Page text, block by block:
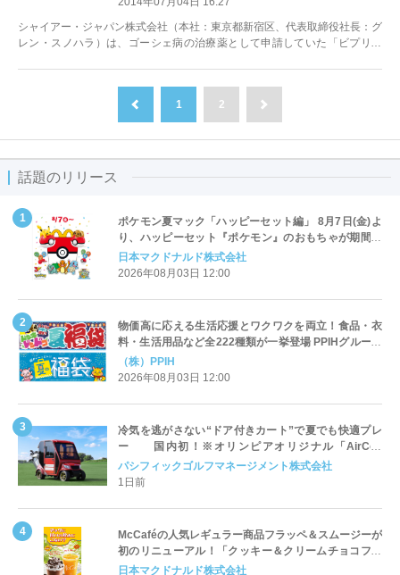
シャイアー・ジャパン株式会社（本社：東京都新宿区、代表取締役社長：グ
レン・スノハラ）は、ゴーシェ病の治療薬として申請していた「ビプリブ
1 2
話題のリリース
ポケモン夏マック「ハッピーセット編」 8月7日(金)よ
り、ハッピーセット『ポケモン』のおもちゃが期間限
定登場
日本マクドナルド株式会社
2026年08月03日 12:00
物価高に応える生活応援とワクワクを両立！食品・衣
料・生活用品など全222種類が一挙登場 PPIHグループ
「夏福袋」＆セール 8月6日(木)より順次スタート
（株）PPIH
2026年08月03日 12:00
冷気を逃がさない“ドア付きカート”で夏でも快適プレ
ー 国内初！※オリンピアオリジナル「AirCon
Cart（エアコンカート）」導入 | ＰＧＭ
パシフィックゴルフマネージメント株式会社
1日前
McCaféの人気レギュラー商品フラッペ＆スムージーが
初のリニューアル！「クッキー＆クリームチョコフラ
ッペ」「マンゴースムージー」8月5日（水）から販売
日本マクドナルド株式会社